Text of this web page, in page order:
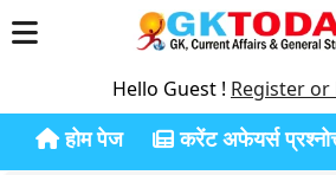
Hello Guest ! Register or
होम पेज करेंट अफेयर्स